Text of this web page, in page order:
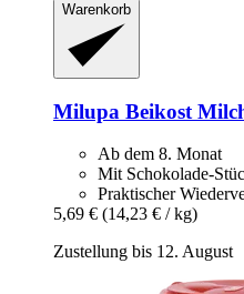
Warenkorb
Milupa Beikost
Ab dem 8. Monat
Mit Schokolade-
Praktischer
5,69 € (14,23 € / kg)
Zustellung bis 12. August